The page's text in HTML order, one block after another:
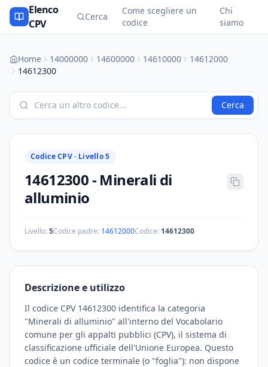
Elenco
CPV
Cerca
Come scegliere un
codice
Chi
siamo
Home 14000000 14600000 14610000
14612000
14612300
Cerca
Codice CPV · Livello 5
14612300- Minerali di
alluminio
Livello:5Codice padre: 14612000Codice: 14612300
Descrizione e utilizzo
Il codice CPV 14612300 identifica la categoria
"Minerali di alluminio" all'interno del Vocabolario
comune per gli appalti pubblici (CPV), il sistema di
classificazione ufficiale dell'Unione Europea. Questo
codice è un codice terminale (o "foglia"): non dispone